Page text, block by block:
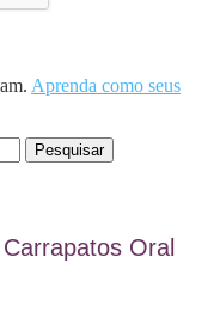
Aprenda como seus
Oral